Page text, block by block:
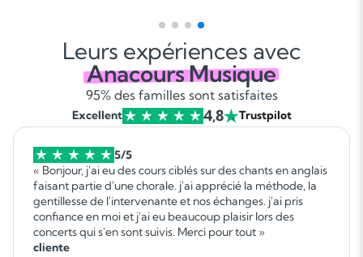
Leurs expériences avec
Anacours Musique
95% des familles sont satisfaites
Excellent 4,8 Trustpilot
5/5
« Bonjour, j'ai eu des cours ciblés sur des chants en anglais
faisant partie d'une chorale. j'ai apprécié la méthode, la
gentillesse de l'intervenante et nos échanges. j'ai pris
confiance en moi et j'ai eu beaucoup plaisir lors des
concerts qui s'en sont suivis. Merci pour tout »
cliente